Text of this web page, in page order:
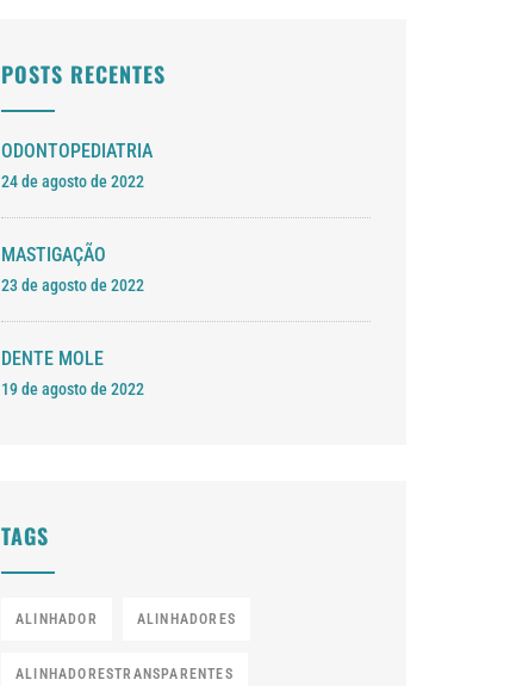
POSTS RECENTES
ODONTOPEDIATRIA
24 de agosto de 2022
MASTIGAÇÃO
23 de agosto de 2022
DENTE MOLE
19 de agosto de 2022
TAGS
ALINHADOR ALINHADORES
ALINHADORESTRANSPARENTES